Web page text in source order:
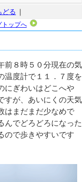
どる ｜
トップへ
前８時５０分現在の気
温度計で１１．７度を
にぎわいはどこへや
すが、あいにくの天気
はまだまだ少なめで
んでどろどろになった
ので歩きやすいです